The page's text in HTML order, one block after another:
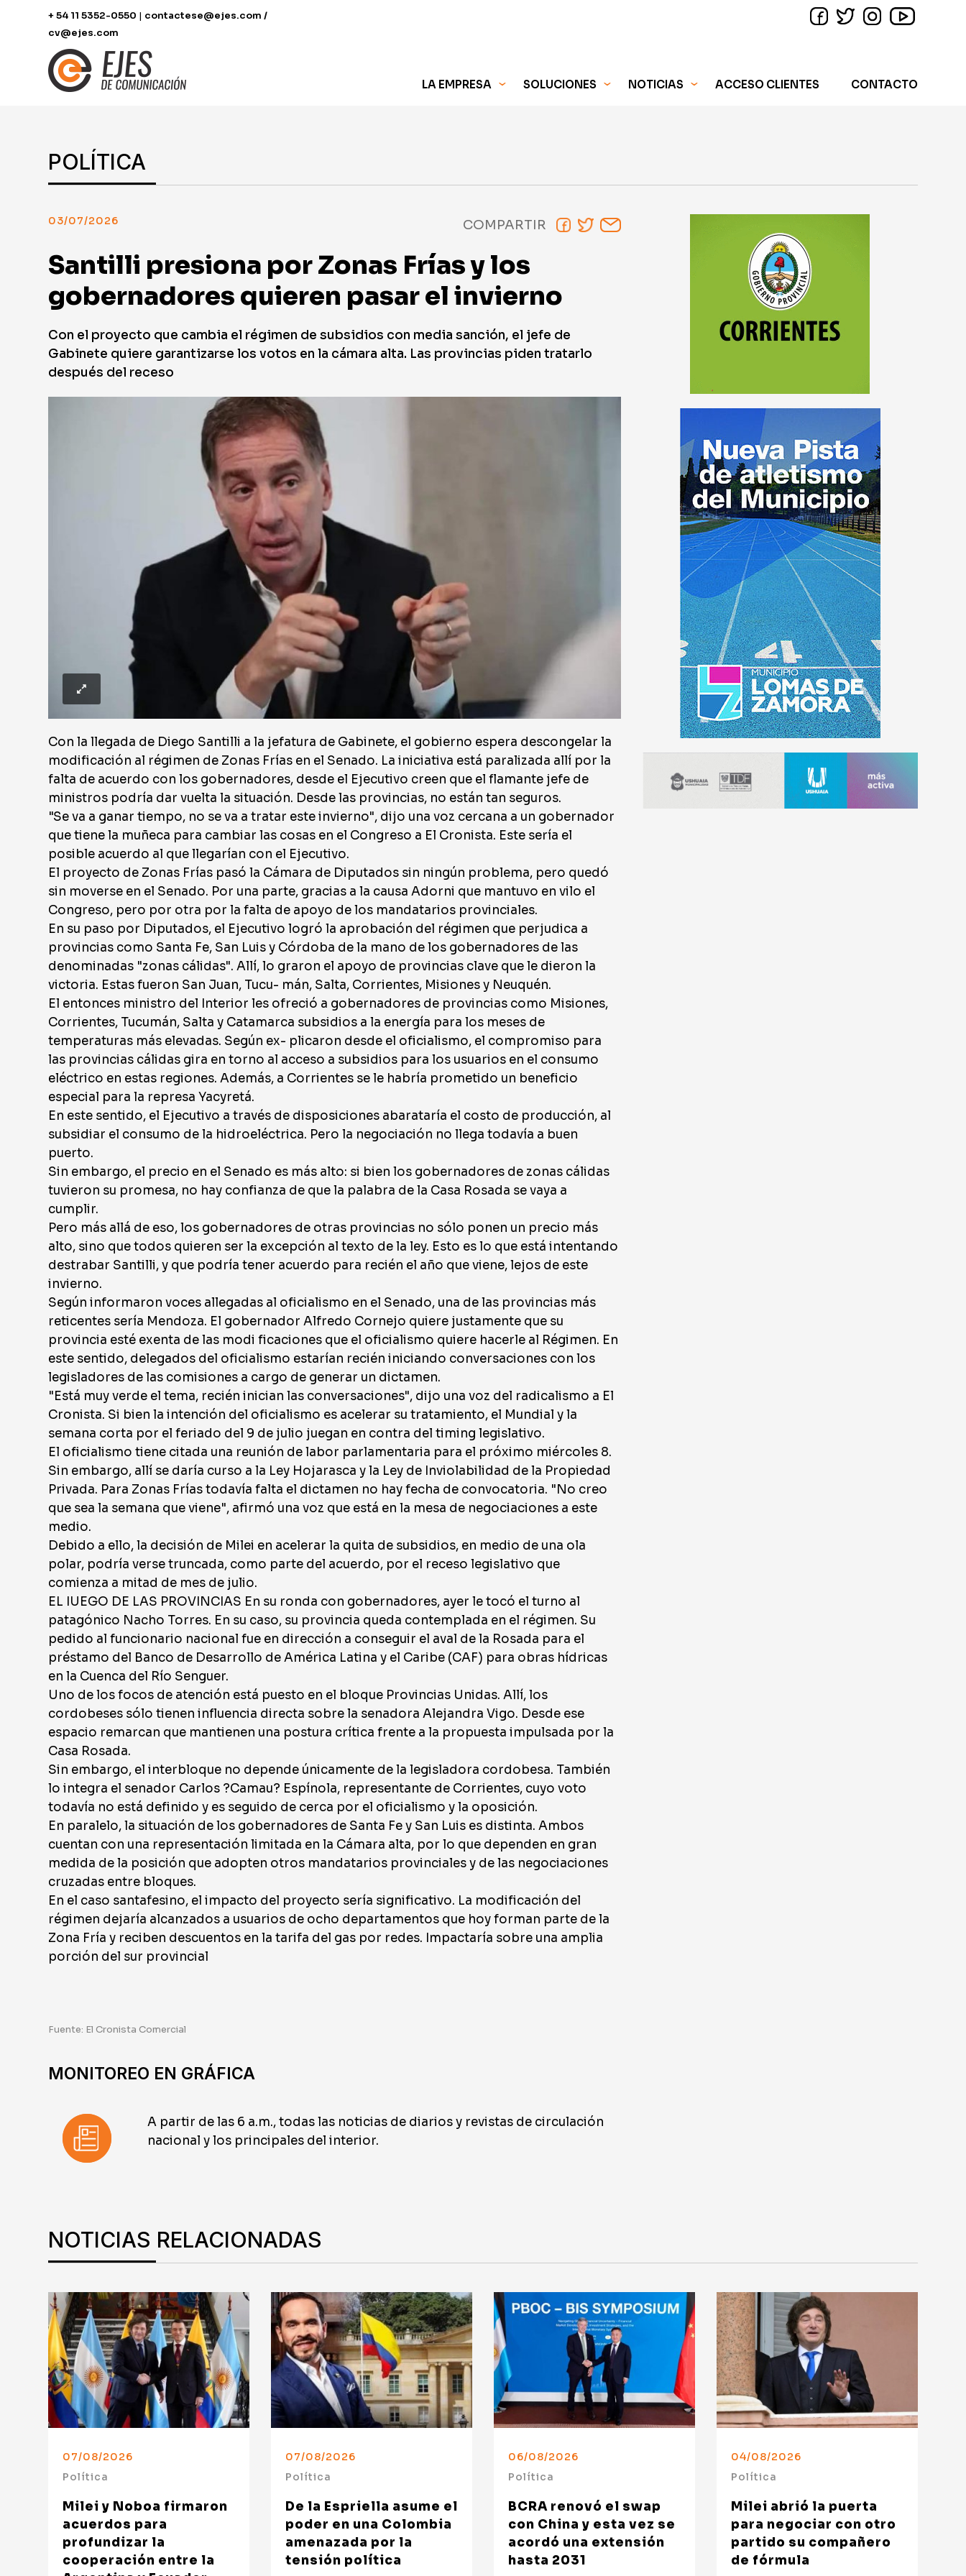
+ 54 11 5352-0550 | contactese@ejes.com /
cv@ejes.com
LA EMPRESA SOLUCIONES NOTICIAS
INFORMACIÓN GENERAL
NEGOCIOS Y ECONOMÍA
ACCESO CLIENTES CONTACTO
INFORMACIÓN GENERAL
POLÍTICA
03/07/2026 COMPARTIR
Santilli presiona por Zonas Frías y los
gobernadores quieren pasar el invierno
Con el proyecto que cambia el régimen de subsidios con media sanción, el jefe de
Gabinete quiere garantizarse los votos en la cámara alta. Las provincias piden tratarlo
después del receso
Con la llegada de Diego Santilli a la jefatura de Gabinete, el gobierno espera descongelar la
modificación al régimen de Zonas Frías en el Senado. La iniciativa está paralizada allí por la
falta de acuerdo con los gobernadores, desde el Ejecutivo creen que el flamante jefe de
ministros podría dar vuelta la situación. Desde las provincias, no están tan seguros.
"Se va a ganar tiempo, no se va a tratar este invierno", dijo una voz cercana a un gobernador
que tiene la muñeca para cambiar las cosas en el Congreso a El Cronista. Este sería el
posible acuerdo al que llegarían con el Ejecutivo.
El proyecto de Zonas Frías pasó la Cámara de Diputados sin ningún problema, pero quedó
sin moverse en el Senado. Por una parte, gracias a la causa Adorni que mantuvo en vilo el
Congreso, pero por otra por la falta de apoyo de los mandatarios provinciales.
En su paso por Diputados, el Ejecutivo logró la aprobación del régimen que perjudica a
provincias como Santa Fe, San Luis y Córdoba de la mano de los gobernadores de las
denominadas "zonas cálidas". Allí, lo graron el apoyo de provincias clave que le dieron la
victoria. Estas fueron San Juan, Tucu- mán, Salta, Corrientes, Misiones y Neuquén.
El entonces ministro del Interior les ofreció a gobernadores de provincias como Misiones,
Corrientes, Tucumán, Salta y Catamarca subsidios a la energía para los meses de
temperaturas más elevadas. Según ex- plicaron desde el oficialismo, el compromiso para
las provincias cálidas gira en torno al acceso a subsidios para los usuarios en el consumo
eléctrico en estas regiones. Además, a Corrientes se le habría prometido un beneficio
especial para la represa Yacyretá.
En este sentido, el Ejecutivo a través de disposiciones abarataría el costo de producción, al
subsidiar el consumo de la hidroeléctrica. Pero la negociación no llega todavía a buen
puerto.
Sin embargo, el precio en el Senado es más alto: si bien los gobernadores de zonas cálidas
tuvieron su promesa, no hay confianza de que la palabra de la Casa Rosada se vaya a
cumplir.
Pero más allá de eso, los gobernadores de otras provincias no sólo ponen un precio más
alto, sino que todos quieren ser la excepción al texto de la ley. Esto es lo que está intentando
destrabar Santilli, y que podría tener acuerdo para recién el año que viene, lejos de este
invierno.
Según informaron voces allegadas al oficialismo en el Senado, una de las provincias más
reticentes sería Mendoza. El gobernador Alfredo Cornejo quiere justamente que su
provincia esté exenta de las modi ficaciones que el oficialismo quiere hacerle al Régimen. En
este sentido, delegados del oficialismo estarían recién iniciando conversaciones con los
legisladores de las comisiones a cargo de generar un dictamen.
"Está muy verde el tema, recién inician las conversaciones", dijo una voz del radicalismo a El
Cronista. Si bien la intención del oficialismo es acelerar su tratamiento, el Mundial y la
semana corta por el feriado del 9 de julio juegan en contra del timing legislativo.
El oficialismo tiene citada una reunión de labor parlamentaria para el próximo miércoles 8.
Sin embargo, allí se daría curso a la Ley Hojarasca y la Ley de Inviolabilidad de la Propiedad
Privada. Para Zonas Frías todavía falta el dictamen no hay fecha de convocatoria. "No creo
que sea la semana que viene", afirmó una voz que está en la mesa de negociaciones a este
medio.
Debido a ello, la decisión de Milei en acelerar la quita de subsidios, en medio de una ola
polar, podría verse truncada, como parte del acuerdo, por el receso legislativo que
comienza a mitad de mes de julio.
EL IUEGO DE LAS PROVINCIAS En su ronda con gobernadores, ayer le tocó el turno al
patagónico Nacho Torres. En su caso, su provincia queda contemplada en el régimen. Su
pedido al funcionario nacional fue en dirección a conseguir el aval de la Rosada para el
préstamo del Banco de Desarrollo de América Latina y el Caribe (CAF) para obras hídricas
en la Cuenca del Río Senguer.
Uno de los focos de atención está puesto en el bloque Provincias Unidas. Allí, los
cordobeses sólo tienen influencia directa sobre la senadora Alejandra Vigo. Desde ese
espacio remarcan que mantienen una postura crítica frente a la propuesta impulsada por la
Casa Rosada.
Sin embargo, el interbloque no depende únicamente de la legisladora cordobesa. También
lo integra el senador Carlos ?Camau? Espínola, representante de Corrientes, cuyo voto
todavía no está definido y es seguido de cerca por el oficialismo y la oposición.
En paralelo, la situación de los gobernadores de Santa Fe y San Luis es distinta. Ambos
cuentan con una representación limitada en la Cámara alta, por lo que dependen en gran
medida de la posición que adopten otros mandatarios provinciales y de las negociaciones
cruzadas entre bloques.
En el caso santafesino, el impacto del proyecto sería significativo. La modificación del
régimen dejaría alcanzados a usuarios de ocho departamentos que hoy forman parte de la
Zona Fría y reciben descuentos en la tarifa del gas por redes. Impactaría sobre una amplia
porción del sur provincial
Fuente: El Cronista Comercial
MONITOREO EN GRÁFICA
A partir de las 6 a.m., todas las noticias de diarios y revistas de circulación
nacional y los principales del interior.
NOTICIAS RELACIONADAS
07/08/2026
Política
Milei y Noboa firmaron
acuerdos para
profundizar la
cooperación entre la
07/08/2026
Política
De la Espriella asume el
poder en una Colombia
amenazada por la
tensión política
06/08/2026
Política
BCRA renovó el swap
con China y esta vez se
acordó una extensión
hasta 2031
04/08/2026
Política
Milei abrió la puerta
para negociar con otro
partido su compañero
de fórmula